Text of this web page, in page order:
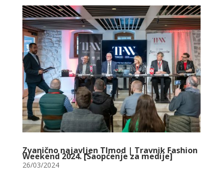
Zvanično najavljen TImod | Travnik Fashion
Weekend 2024. [Saopćenje za medije]
26/03/2024